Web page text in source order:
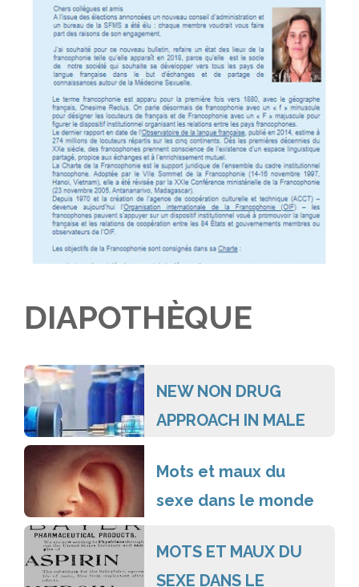
Bulletin d’information – n°49 Janvier 2019
Editorial Chers collègues et amis Tout d’abord nos
meilleurs vœux de santé, de réussite dans vos
projets professionnels et familiaux dans un esprit
de bienveillance
Bulletin d’information – n°48 Juillet 2018
EDITORIAL Chers collègues et amis A l’issue des
DIAPOTHÈQUE
NEW NON DRUG
APPROACH IN MALE
DYSFUNCTION
Mots et maux du
sexe dans le monde
France
MOTS ET MAUX DU
SEXE DANS LE